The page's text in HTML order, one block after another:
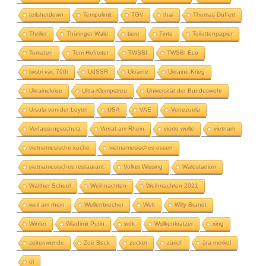
teilshutdown Tempolimit TGV thai Thomas Düffert
Thriller Thüringer Wald tiere Tinte Toilettenpapier
Tomaten Toni Hofreiter TWSBI TWSBI Eco
twsbi vac 700r UdSSR Ukraine Ukraine-Krieg
Ukrainekrise Ultra-Klumpstreu Universität der Bundeswehr
Ursula von der Leyen USA VAE Venezuela
Verfassungsschutz Verrat am Rhein vierte welle vietnam
vietnamesische küche vietnamesisches essen
vietnamesisches restaurant Volker Wissing Waldstadion
Walther Scheel Weihnachten Weihnachten 2021
weil am rhein Wellenbrecher Welt Willy Brandt
Winter Wladimir Putin wok Wolkenkratzer xing
zeitenwende Zoë Beck zucker zürich ära merkel
öl